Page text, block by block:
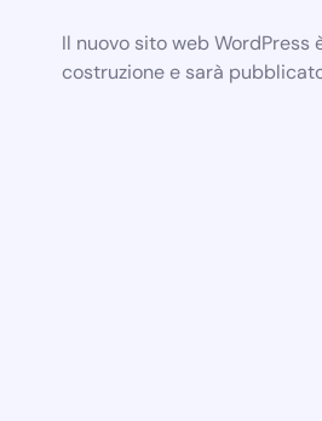
Il nuovo sito web WordPress
costruzione e sarà